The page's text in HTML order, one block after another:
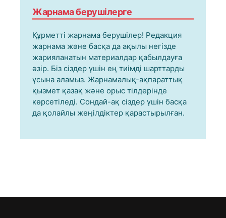
Жарнама берушілерге
Құрметті жарнама берушілер! Редакция
жарнама және басқа да ақылы негізде
жарияланатын материалдар қабылдауға
әзір. Біз сіздер үшін ең тиімді шарттарды
ұсына аламыз. Жарнамалық-ақпараттық
қызмет қазақ және орыс тілдерінде
көрсетіледі. Сондай-ақ сіздер үшін басқа
да қолайлы жеңілдіктер қарастырылған.